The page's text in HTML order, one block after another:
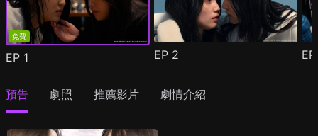
免費
EP 1 EP 2
預告 劇照 推薦影片 劇情介紹